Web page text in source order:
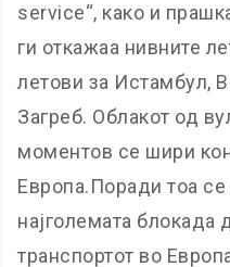
service“, како и
ги откажаа нивните
летови за Истамбул,
Загреб. Облакот од
моментов се шири
Европа.Поради тоа
најголемата блокада
транспортот во